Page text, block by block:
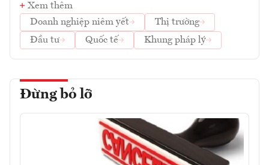
Xem thêm
Doanh nghiệp niêm yết
Thị trường
Đầu tư
Quốc tế Khung pháp lý
Đừng bỏ lỡ